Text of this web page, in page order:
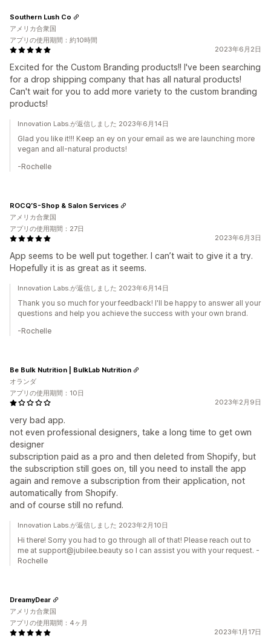
2023年6月2日
Excited for the Custom Branding products!! I've been searching
for a drop shipping company that has all natural products!
Can't wait for you to add more variety to the custom branding
products!
Southern Lush Co
アメリカ合衆国
アプリの使用期間：約10時間
Innovation Labs.が返信しました 2023年6月14日
Glad you like it!!! Keep an ey on your email as we are launching more
vegan and all-natural products!
-Rochelle
2023年6月3日
App seems to be well put together. I can’t wait to give it a try.
Hopefully it is as great as it seems.
ROCQ’S-Shop & Salon Services
アメリカ合衆国
アプリの使用期間：27日
Innovation Labs.が返信しました 2023年6月14日
Thank you so much for your feedback! I'll be happy to answer all your
questions and help you achieve the success with your own brand.
-Rochelle
2023年2月9日
very bad app.
not even professional designers, take a long time to get own
designer
subscription paid as a pro and then deleted from Shopify, but
the subscription still goes on, till you need to install the app
again and remove a subscription from their application, not
automatically from Shopify.
and of course still no refund.
Be Bulk Nutrition | BulkLab Nutrition
オランダ
アプリの使用期間：10日
Innovation Labs.が返信しました 2023年2月10日
Hi there! Sorry you had to go through all of that! Please reach out to
me at support@jubilee.beauty so I can assist you with your request. -
Rochelle
2023年1月17日
DreamyDear
アメリカ合衆国
アプリの使用期間：4ヶ月